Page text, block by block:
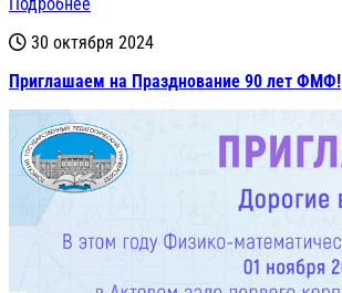
30 октября 2024
Приглашаем на Празднование 90 лет ФМФ!